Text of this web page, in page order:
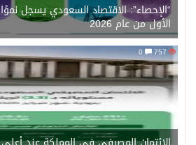
الأول من عام 2026
757
0